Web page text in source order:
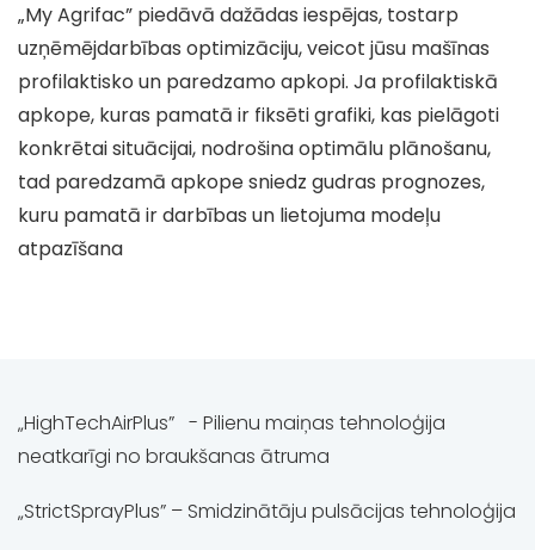
„My Agrifac” piedāvā dažādas iespējas, tostarp
uzņēmējdarbības optimizāciju, veicot jūsu mašīnas
profilaktisko un paredzamo apkopi. Ja profilaktiskā
apkope, kuras pamatā ir fiksēti grafiki, kas pielāgoti
konkrētai situācijai, nodrošina optimālu plānošanu,
tad paredzamā apkope sniedz gudras prognozes,
kuru pamatā ir darbības un lietojuma modeļu
atpazīšana
„HighTechAirPlus” - Pilienu maiņas tehnoloģija
neatkarīgi no braukšanas ātruma
„StrictSprayPlus” – Smidzinātāju pulsācijas tehnoloģija